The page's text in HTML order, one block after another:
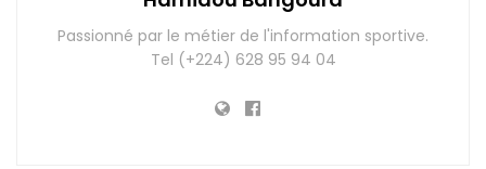
Passionné par le métier de l'information sportive.
Tel (+224) 628 95 94 04